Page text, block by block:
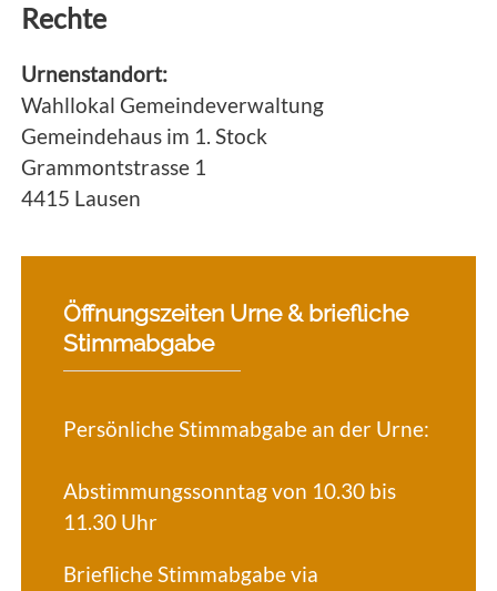
Rechte
Urnenstandort:
Wahllokal Gemeindeverwaltung
Gemeindehaus im 1. Stock
Grammontstrasse 1
4415 Lausen
Öffnungszeiten Urne & briefliche
Stimmabgabe
Persönliche Stimmabgabe an der Urne:
Abstimmungssonntag von 10.30 bis
11.30 Uhr
Briefliche Stimmabgabe via